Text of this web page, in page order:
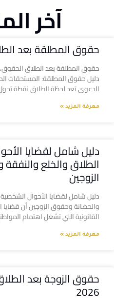
آخر
حقوق المطلقة بعد
حقوق المطلقة بعد الطلاق الحقوق،
دليل حقوق المطلقة: المستحقات
الدعوى تعد لحظة الطلاق نقطة
معرفة المزيد »
دليل شامل لقضايا
الطلاق والخلع
الزوجين
دليل شامل لقضايا الأحوال
والحضانة وحقوق الزوجين أن قضايا
القانونية التي تشغل اهتمام
معرفة المزيد »
حقوق الزوجة بعد
2026